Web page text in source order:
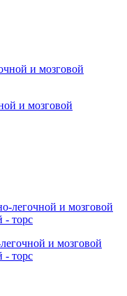
и мозговой
и мозговой
- торс